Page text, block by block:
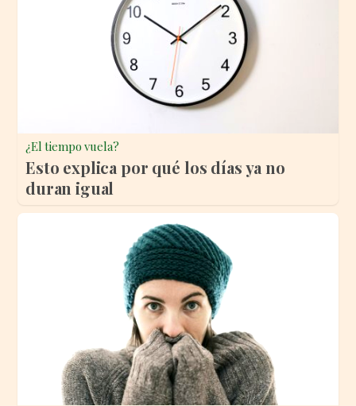
¿El tiempo vuela?
Esto explica por qué los días ya no
duran igual